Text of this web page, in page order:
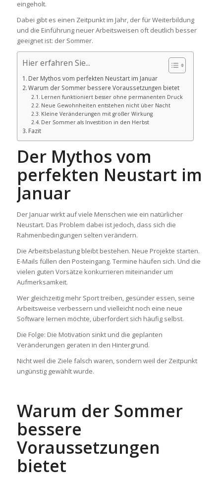
eingeholt.
Dabei gibt es einen Zeitpunkt im Jahr, der für Weiterbildung
und die Einführung neuer Arbeitsweisen oft deutlich besser
geeignet ist: der Sommer.
Hier erfahren Sie...
Der Mythos vom perfekten Neustart im Januar
Warum der Sommer bessere Voraussetzungen bietet
Lernen funktioniert besser ohne permanenten Druck
Neue Gewohnheiten entstehen nicht über Nacht
Kleine Veränderungen mit großer Wirkung
Der Sommer als Investition in den Herbst
Fazit
Der Mythos vom
perfekten Neustart im
Januar
Der Januar wirkt auf viele Menschen wie ein natürlicher
Neustart. Das Problem dabei ist jedoch, dass sich die
Rahmenbedingungen selten verändern.
Die Arbeitsbelastung bleibt bestehen. Neue Projekte starten.
E-Mails füllen den Posteingang. Termine häufen sich. Und die
vielen guten Vorsätze konkurrieren miteinander um
Aufmerksamkeit.
Wer gleichzeitig mehr Sport treiben, gesünder essen, seine
Arbeitsweise verbessern und vielleicht noch eine neue
Software lernen möchte, überfordert sich häufig selbst.
Die Folge: Die Motivation sinkt und die geplanten
Veränderungen geraten in den Hintergrund.
Nicht weil die Ziele falsch waren, sondern weil der Zeitpunkt
ungünstig gewählt wurde.
Warum der Sommer
bessere
Voraussetzungen
bietet